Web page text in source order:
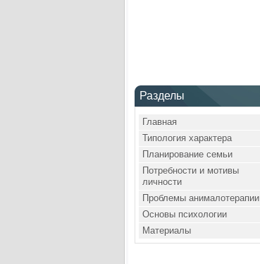
Разделы
Главная
Типология характера
Планирование семьи
Потребности и мотивы
личности
Проблемы анималотерапии
Основы психологии
Материалы